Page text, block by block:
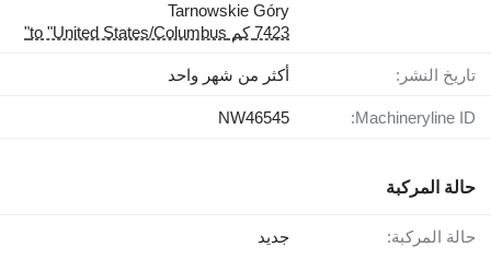
Tarnowskie Góry
7423 كم to "United States/Columbus"
تاريخ النشر: أكثر من شهر واحد
Machineryline ID:
NW46545
حالة المركبة
حالة المركبة: جديد